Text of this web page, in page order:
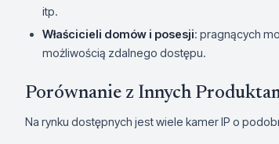
itp.
Właścicieli domów i posesji: pragnących
możliwością zdalnego dostępu.
Porównanie z Innych
Na rynku dostępnych jest wiele kamer IP o